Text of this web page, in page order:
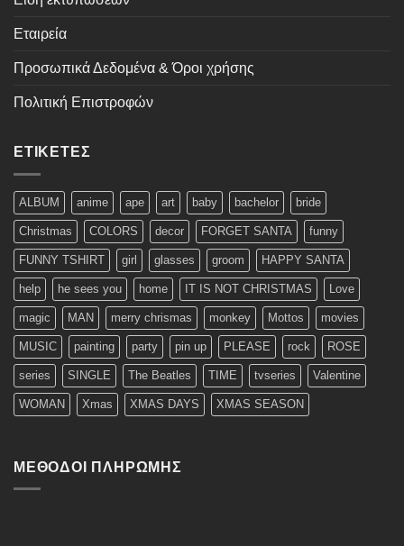
Εταιρεία
Προσωπικά Δεδομένα & Όροι χρήσης
Πολιτική Επιστροφών
ΕΤΙΚΈΤΕΣ
ALBUM anime ape art baby bachelor bride
Christmas COLORS decor FORGET SANTA funny
FUNNY TSHIRT girl glasses groom HAPPY SANTA
help he sees you home IT IS NOT CHRISTMAS Love
magic MAN merry chrismas monkey Mottos movies
MUSIC painting party pin up PLEASE rock ROSE
series SINGLE The Beatles TIME tvseries Valentine
WOMAN Xmas XMAS DAYS XMAS SEASON
ΜΈΘΟΔΟΙ ΠΛΗΡΩΜΉΣ